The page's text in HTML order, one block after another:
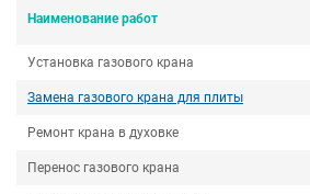
Наименование работ
Установка газового крана
Замена газового крана для плиты
Ремонт крана в духовке
Перенос газового крана